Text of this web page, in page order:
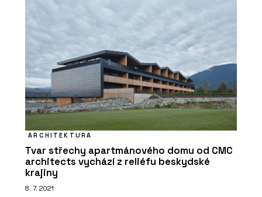
ARCHITEKTURA
Tvar střechy apartmánového domu od CMC
architects vychází z reliéfu beskydské
krajiny
8. 7. 2021